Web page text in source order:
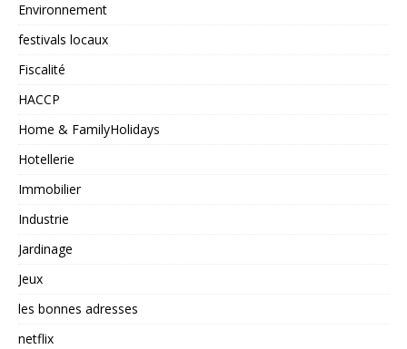
Environnement
festivals locaux
Fiscalité
HACCP
Home & FamilyHolidays
Hotellerie
Immobilier
Industrie
Jardinage
Jeux
les bonnes adresses
netflix